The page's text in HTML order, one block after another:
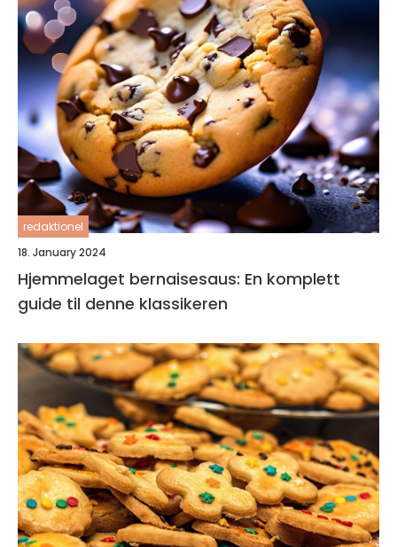
redaktionel
18. January 2024
Hjemmelaget bernaisesaus: En komplett
guide til denne klassikeren